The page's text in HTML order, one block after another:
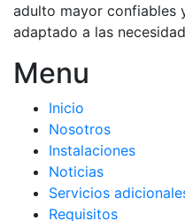
adulto mayor confiables
adaptado a las
Menu
Inicio
Nosotros
Instalaciones
Noticias
Servicios
Requisitos